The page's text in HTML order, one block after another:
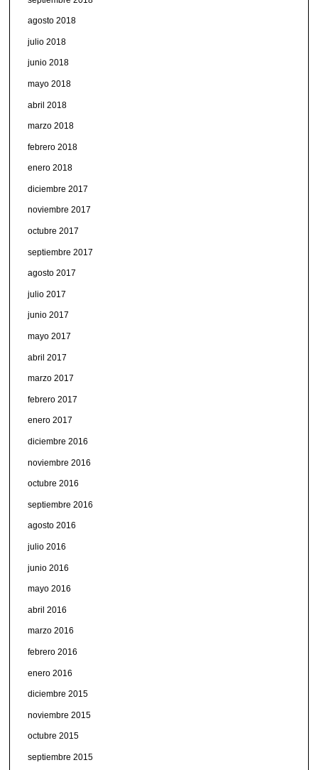
agosto 2018
julio 2018
junio 2018
mayo 2018
abril 2018
marzo 2018
febrero 2018
enero 2018
diciembre 2017
noviembre 2017
octubre 2017
septiembre 2017
agosto 2017
julio 2017
junio 2017
mayo 2017
abril 2017
marzo 2017
febrero 2017
enero 2017
diciembre 2016
noviembre 2016
octubre 2016
septiembre 2016
agosto 2016
julio 2016
junio 2016
mayo 2016
abril 2016
marzo 2016
febrero 2016
enero 2016
diciembre 2015
noviembre 2015
octubre 2015
septiembre 2015